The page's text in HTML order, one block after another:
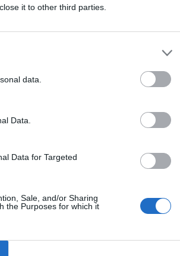
it to other third parties.
data.
Data.
Data for Targeted
Sale, and/or Sharing
the Purposes for which it
να γίνει «σκιά» του Τόνι